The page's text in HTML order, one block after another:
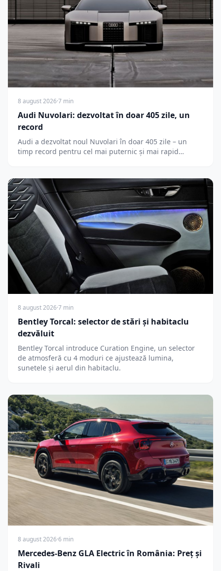
8 august 2026·7 min
Audi Nuvolari: dezvoltat în doar 405 zile, un
record
Audi a dezvoltat noul Nuvolari în doar 405 zile – un
timp record pentru cel mai puternic și mai rapid…
8 august 2026·7 min
Bentley Torcal: selector de stări și habitaclu
dezvăluit
Bentley Torcal introduce Curation Engine, un selector
de atmosferă cu 4 moduri ce ajustează lumina,
sunetele și aerul din habitaclu.
8 august 2026·6 min
Mercedes-Benz GLA Electric în România: Preț și
Rivali